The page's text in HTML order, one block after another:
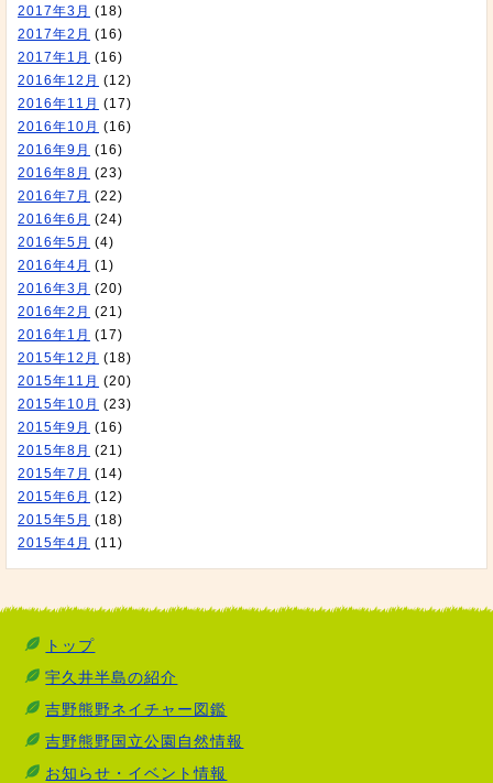
2017年3月 (18)
2017年2月 (16)
2017年1月 (16)
2016年12月 (12)
2016年11月 (17)
2016年10月 (16)
2016年9月 (16)
2016年8月 (23)
2016年7月 (22)
2016年6月 (24)
2016年5月 (4)
2016年4月 (1)
2016年3月 (20)
2016年2月 (21)
2016年1月 (17)
2015年12月 (18)
2015年11月 (20)
2015年10月 (23)
2015年9月 (16)
2015年8月 (21)
2015年7月 (14)
2015年6月 (12)
2015年5月 (18)
2015年4月 (11)
トップ
宇久井半島の紹介
吉野熊野ネイチャー図鑑
吉野熊野国立公園自然情報
お知らせ・イベント情報